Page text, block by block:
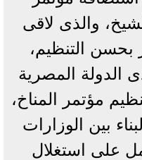
والذى لاقى
بحسن التنظيم،
الدولة المصرية
مؤتمر المناخ،
بين الوزارات
على استغلال